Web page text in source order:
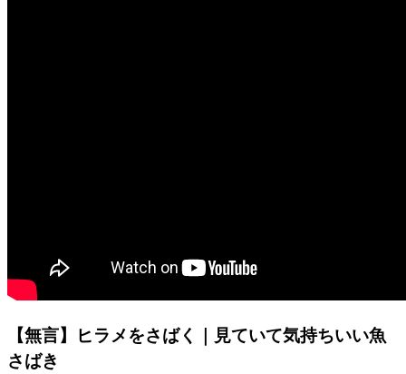
【無言】ヒラメをさばく｜見ていて気持ちいい魚
さばき